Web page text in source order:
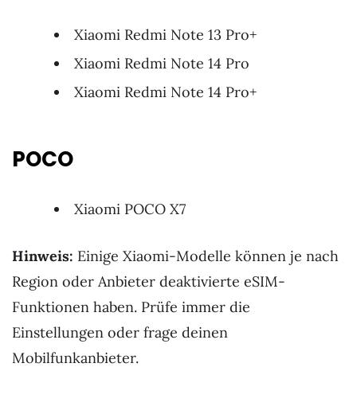
Xiaomi Redmi Note 13 Pro+
Xiaomi Redmi Note 14 Pro
Xiaomi Redmi Note 14 Pro+
POCO
Xiaomi POCO X7
Hinweis: Einige Xiaomi-Modelle können je nach
Region oder Anbieter deaktivierte eSIM-
Funktionen haben. Prüfe immer die
Einstellungen oder frage deinen
Mobilfunkanbieter.